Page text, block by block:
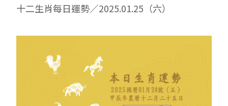
十二生肖每日運勢／2025.01.25（六）